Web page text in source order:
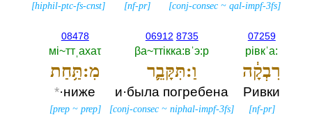
[conj-consec ~qal-impf-3fs]
[nf-pr]
[hiphil-ptc-fs-cnst]
07259
рiвкˈа:‎
רִבְקָ֔ה
Ривки
[nf-pr]
06912 8735
βа~ттiкка:вˈэ:р
וַ:תִּקָּבֵ֛ר
и·была погребена
[conj-consec ~niphal-impf-3fs]
08478
мi~ттˌахаτ
מִ:תַּ֥חַת
*·ниже
[prep~ prep]